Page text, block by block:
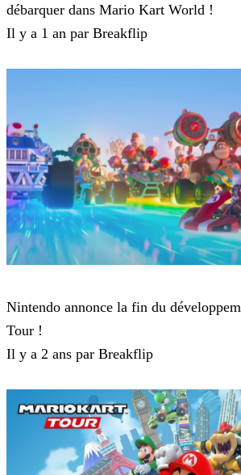
débarquer dans Mario Kart World !
Il y a 1 an par Breakflip
Nintendo annonce la fin du
Tour !
Il y a 2 ans par Breakflip